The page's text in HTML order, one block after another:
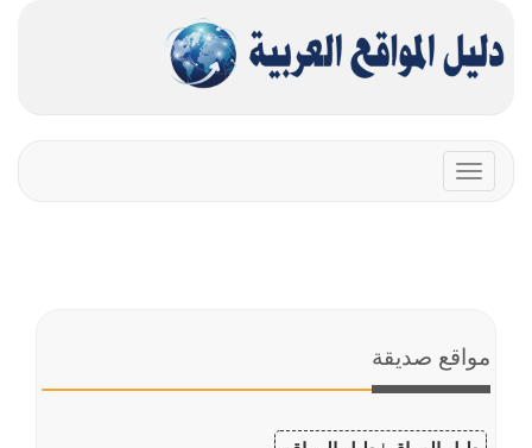
Toggle
navigation
مواقع صديقة